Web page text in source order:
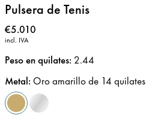
Pulsera de Tenis
Precio:
€5.010
incl. IVA
Peso en quilates: 2.44
Metal: Oro amarillo de 14 quilates